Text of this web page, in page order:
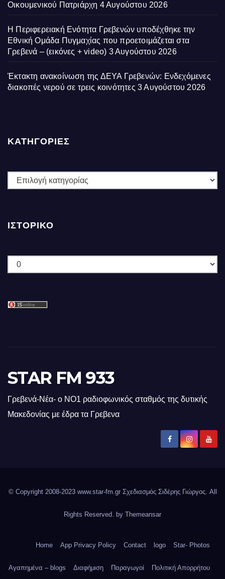
Οικουμενικού Πατριάρχη 4 Αυγούστου 2026
Η Περιφερειακή Ενότητα Γρεβενών υποδέχθηκε την
Εθνική Ομάδα Πυγμαχίας που προετοιμάζεται στα
Γρεβενά – (εικόνες + video) 3 Αυγούστου 2026
Έκτακτη ανακοίνωση της ΔΕΥΑ Γρεβενών: Ενδεχόμενες
διακοπές νερού σε τρεις κοινότητες 3 Αυγούστου 2026
ΚΑΤΗΓΟΡΙΕΣ
ΚΑΤΗΓΟΡΙΕΣ
ΙΣΤΟΡΙΚΌ
Ιστορικό
STAR FM 933
Γρεβενά-Νέα- ο ΝΟ1 ραδιοφωνικός σταθμός της δυτικής
Μακεδονίας με έδρα τα Γρεβενα
© Copyright 2008-2023 www.star-fm.gr Σχεδιασμός Σιδέρης Γιώργος. All
Rights Reserved. by Themeansar
Home App Privacy Policy Contact logo Star- Photos
Αγαπημένα – blogs Διαφήμιση Παραγωγοί Πολιτική Απορρήτου